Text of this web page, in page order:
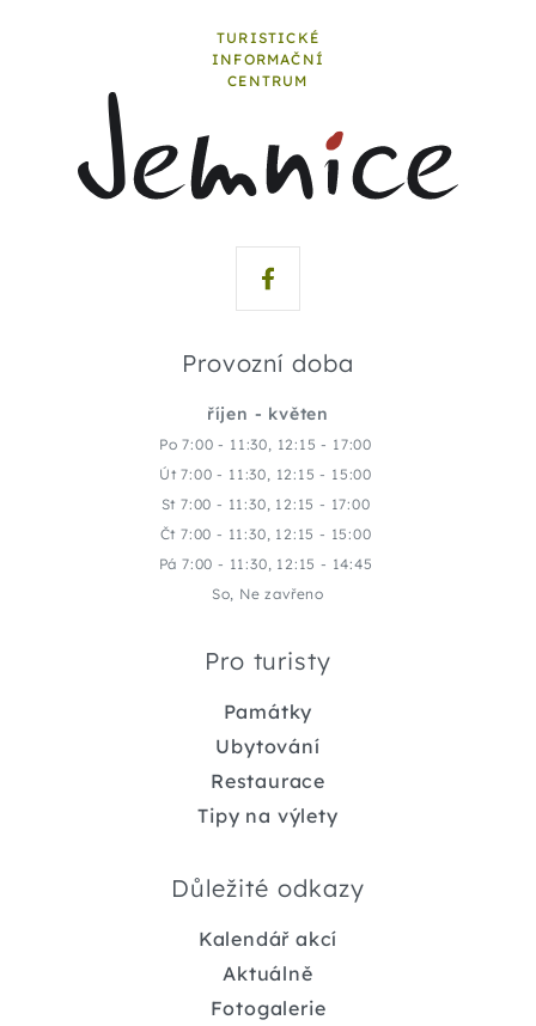
TURISTICKÉ
INFORMAČNÍ
CENTRUM
Provozní doba
říjen - květen
Po 7:00 - 11:30, 12:15 - 17:00
Út 7:00 - 11:30, 12:15 - 15:00
St 7:00 - 11:30, 12:15 - 17:00
Čt 7:00 - 11:30, 12:15 - 15:00
Pá 7:00 - 11:30, 12:15 - 14:45
So, Ne zavřeno
Pro turisty
Památky
Ubytování
Restaurace
Tipy na výlety
Důležité odkazy
Kalendář akcí
Aktuálně
Fotogalerie